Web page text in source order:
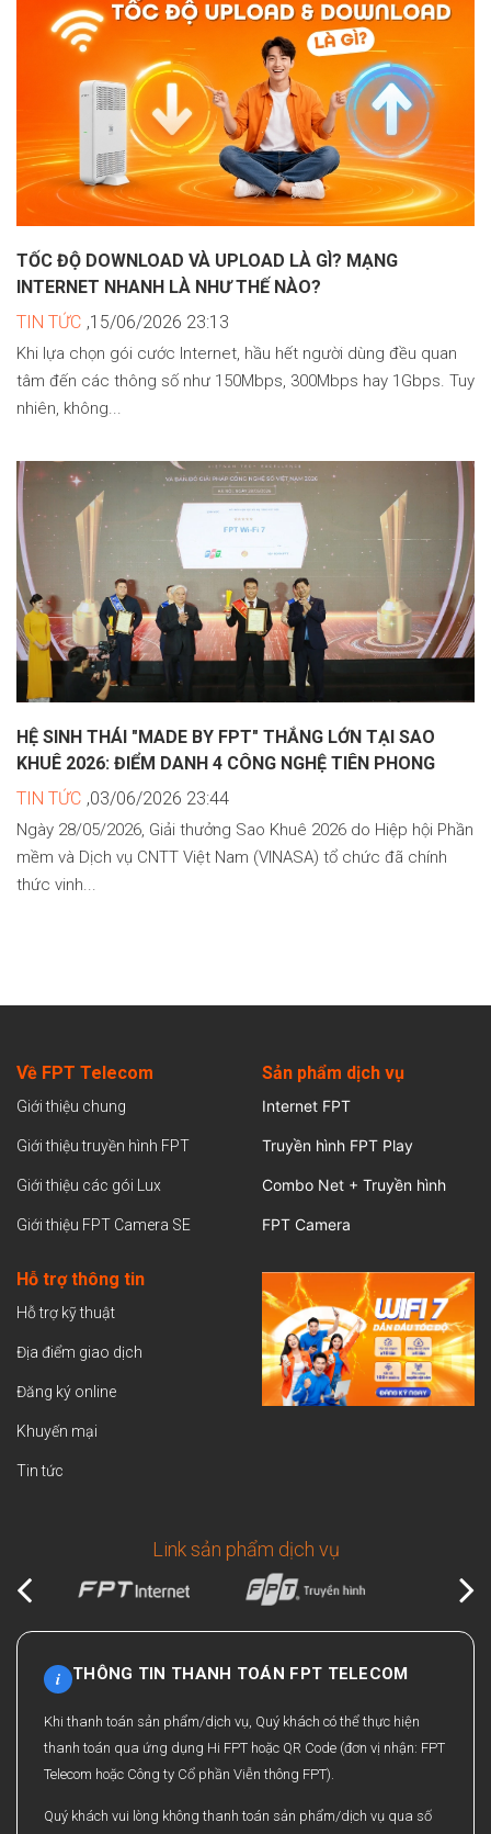
TỐC ĐỘ DOWNLOAD VÀ UPLOAD LÀ GÌ? MẠNG
INTERNET NHANH LÀ NHƯ THẾ NÀO?
TIN TỨC ,15/06/2026 23:13
Khi lựa chọn gói cước Internet, hầu hết người dùng đều quan
tâm đến các thông số như 150Mbps, 300Mbps hay 1Gbps. Tuy
nhiên, không...
HỆ SINH THÁI "MADE BY FPT" THẮNG LỚN TẠI SAO
KHUÊ 2026: ĐIỂM DANH 4 CÔNG NGHỆ TIÊN PHONG
TIN TỨC ,03/06/2026 23:44
Ngày 28/05/2026, Giải thưởng Sao Khuê 2026 do Hiệp hội Phần
mềm và Dịch vụ CNTT Việt Nam (VINASA) tổ chức đã chính
thức vinh...
Về FPT Telecom
Giới thiệu chung
Giới thiệu truyền hình FPT
Giới thiệu các gói Lux
Giới thiệu FPT Camera SE
Sản phẩm dịch vụ
Internet FPT
Truyền hình FPT Play
Combo Net + Truyền hình
FPT Camera
Hỗ trợ thông tin
Hỗ trợ kỹ thuật
Địa điểm giao dịch
Đăng ký online
Khuyến mại
Tin tức
Link sản phẩm dịch vụ
i THÔNG TIN THANH TOÁN FPT TELECOM
Khi thanh toán sản phẩm/dịch vụ, Quý khách có thể thực hiện
thanh toán qua ứng dụng Hi FPT hoặc QR Code (đơn vị nhận: FPT
Telecom hoặc Công ty Cổ phần Viễn thông FPT).
Quý khách vui lòng không thanh toán sản phẩm/dịch vụ qua số